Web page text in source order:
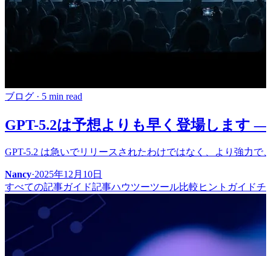
ブログ · 5 min read
GPT-5.2は予想よりも早く登場します
GPT-5.2 は急いでリリースされたわけではなく、より強力
Nancy·2025年12月10日
すべての記事ガイド記事ハウツーツール比較 ヒント ガイドチ